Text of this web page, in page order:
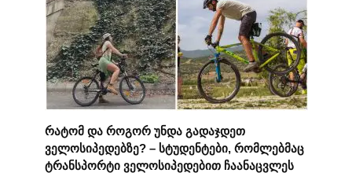
რატომ და როგორ უნდა გადაჯდეთ
ველოსიპედებზე? – სტუდენტები, რომლებმაც
ტრანსპორტი ველოსიპედებით ჩაანაცვლეს